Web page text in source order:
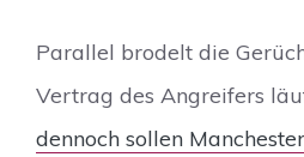
Parallel brodelt die
Vertrag des Angreifers
dennoch sollen